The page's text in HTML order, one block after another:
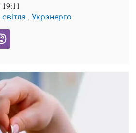
19:11
, Укрэнерго